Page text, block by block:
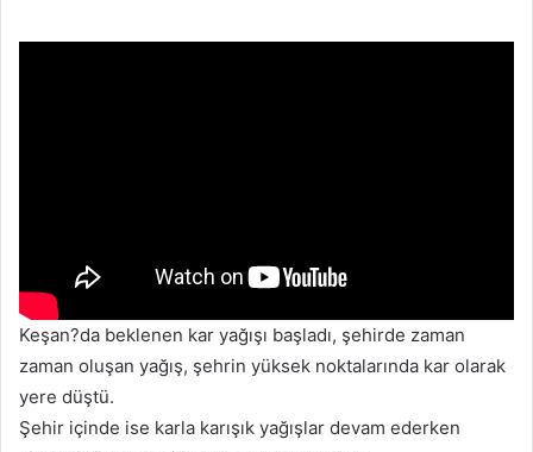
Keşan?da beklenen kar yağışı başladı, şehirde zaman
zaman oluşan yağış, şehrin yüksek noktalarında kar olarak
yere düştü.
Şehir içinde ise karla karışık yağışlar devam ederken